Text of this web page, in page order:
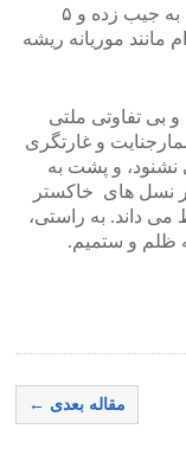
میلیارد دلار از پول مردم بدبخت و فلکزده را به جیب زده و ۵
مانند موریانه ریشه
بی تفاوتی ملتی
و غارتگری
نشنود، و پشت به
نسل های خاکستر
می داند. به راستی،
ظلم و ستمیم.
مقاله بعدی ←